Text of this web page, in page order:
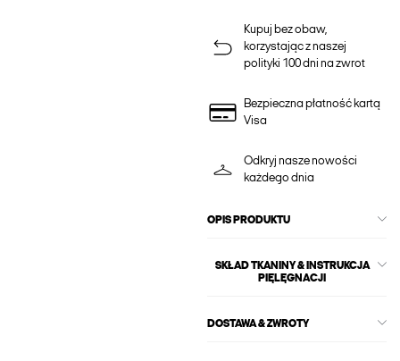
Kupuj bez obaw,
korzystając z naszej
polityki 100 dni na zwrot
Bezpieczna płatność kartą
Visa
Odkryj nasze nowości
każdego dnia
OPIS PRODUKTU
SKŁAD TKANINY & INSTRUKCJA
PIĘLĘGNACJI
DOSTAWA & ZWROTY